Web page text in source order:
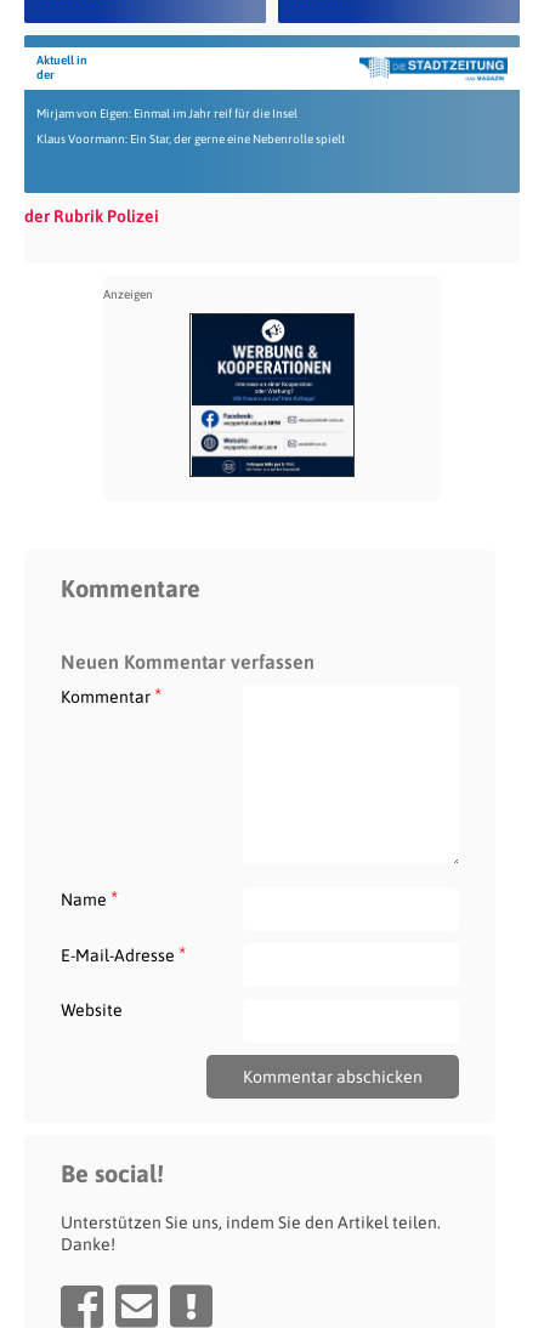
Aktuell in
der
Mirjam von Eigen: Einmal im Jahr reif für die Insel
Klaus Voormann: Ein Star, der gerne eine Nebenrolle spielt
der Rubrik Polizei
Kommentare
Neuen Kommentar verfassen
Kommentar*
Name *
E-Mail-Adresse *
Website
Be social!
Unterstützen Sie uns, indem Sie den Artikel teilen.
Danke!